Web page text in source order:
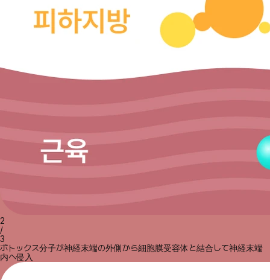
2
/
3
ボトックス分子が神経末端の外側から細胞膜受容体と結合して神経末端
内へ侵入